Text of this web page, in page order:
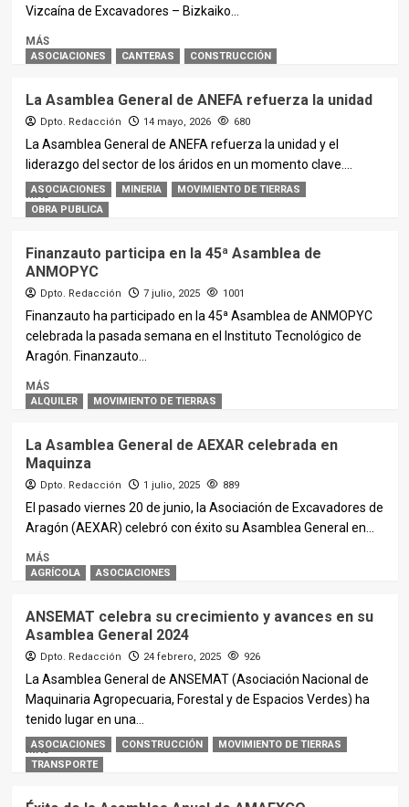
Vizcaína de Excavadores – Bizkaiko...
MÁS
ASOCIACIONES CANTERAS CONSTRUCCIÓN
La Asamblea General de ANEFA refuerza la unidad
Dpto. Redacción 14 mayo, 2026 680
La Asamblea General de ANEFA refuerza la unidad y el
liderazgo del sector de los áridos en un momento clave....
MÁS
ASOCIACIONES MINERIA
MOVIMIENTO DE TIERRAS
OBRA PUBLICA
Finanzauto participa en la 45ª Asamblea de
ANMOPYC
Dpto. Redacción 7 julio, 2025 1001
Finanzauto ha participado en la 45ª Asamblea de ANMOPYC
celebrada la pasada semana en el Instituto Tecnológico de
Aragón. Finanzauto...
MÁS
ALQUILER MOVIMIENTO DE TIERRAS
La Asamblea General de AEXAR celebrada en
Maquinza
Dpto. Redacción 1 julio, 2025 889
El pasado viernes 20 de junio, la Asociación de Excavadores de
Aragón (AEXAR) celebró con éxito su Asamblea General en...
MÁS
AGRÍCOLA ASOCIACIONES
ANSEMAT celebra su crecimiento y avances en su
Asamblea General 2024
Dpto. Redacción 24 febrero, 2025 926
La Asamblea General de ANSEMAT (Asociación Nacional de
Maquinaria Agropecuaria, Forestal y de Espacios Verdes) ha
tenido lugar en una...
MÁS
ASOCIACIONES CONSTRUCCIÓN
MOVIMIENTO DE TIERRAS
TRANSPORTE